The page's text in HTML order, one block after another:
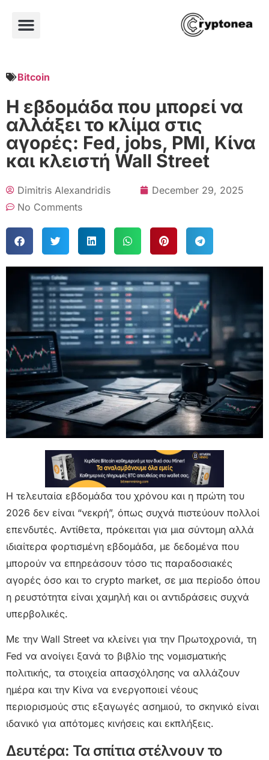
Bitcoin
Η εβδομάδα που μπορεί να
αλλάξει το κλίμα στις
αγορές: Fed, jobs, PMI, Κίνα
και κλειστή Wall Street
Dimitris Alexandridis
December 29, 2025
No Comments
Η τελευταία εβδομάδα του χρόνου και η πρώτη του
2026 δεν είναι “νεκρή”, όπως συχνά πιστεύουν πολλοί
επενδυτές. Αντίθετα, πρόκειται για μια σύντομη αλλά
ιδιαίτερα φορτισμένη εβδομάδα, με δεδομένα που
μπορούν να επηρεάσουν τόσο τις παραδοσιακές
αγορές όσο και το crypto market, σε μια περίοδο όπου
η ρευστότητα είναι χαμηλή και οι αντιδράσεις συχνά
υπερβολικές.
Με την Wall Street να κλείνει για την Πρωτοχρονιά, τη
Fed να ανοίγει ξανά το βιβλίο της νομισματικής
πολιτικής, τα στοιχεία απασχόλησης να αλλάζουν
ημέρα και την Κίνα να ενεργοποιεί νέους
περιορισμούς στις εξαγωγές ασημιού, το σκηνικό είναι
ιδανικό για απότομες κινήσεις και εκπλήξεις.
Δευτέρα: Τα σπίτια στέλνουν το